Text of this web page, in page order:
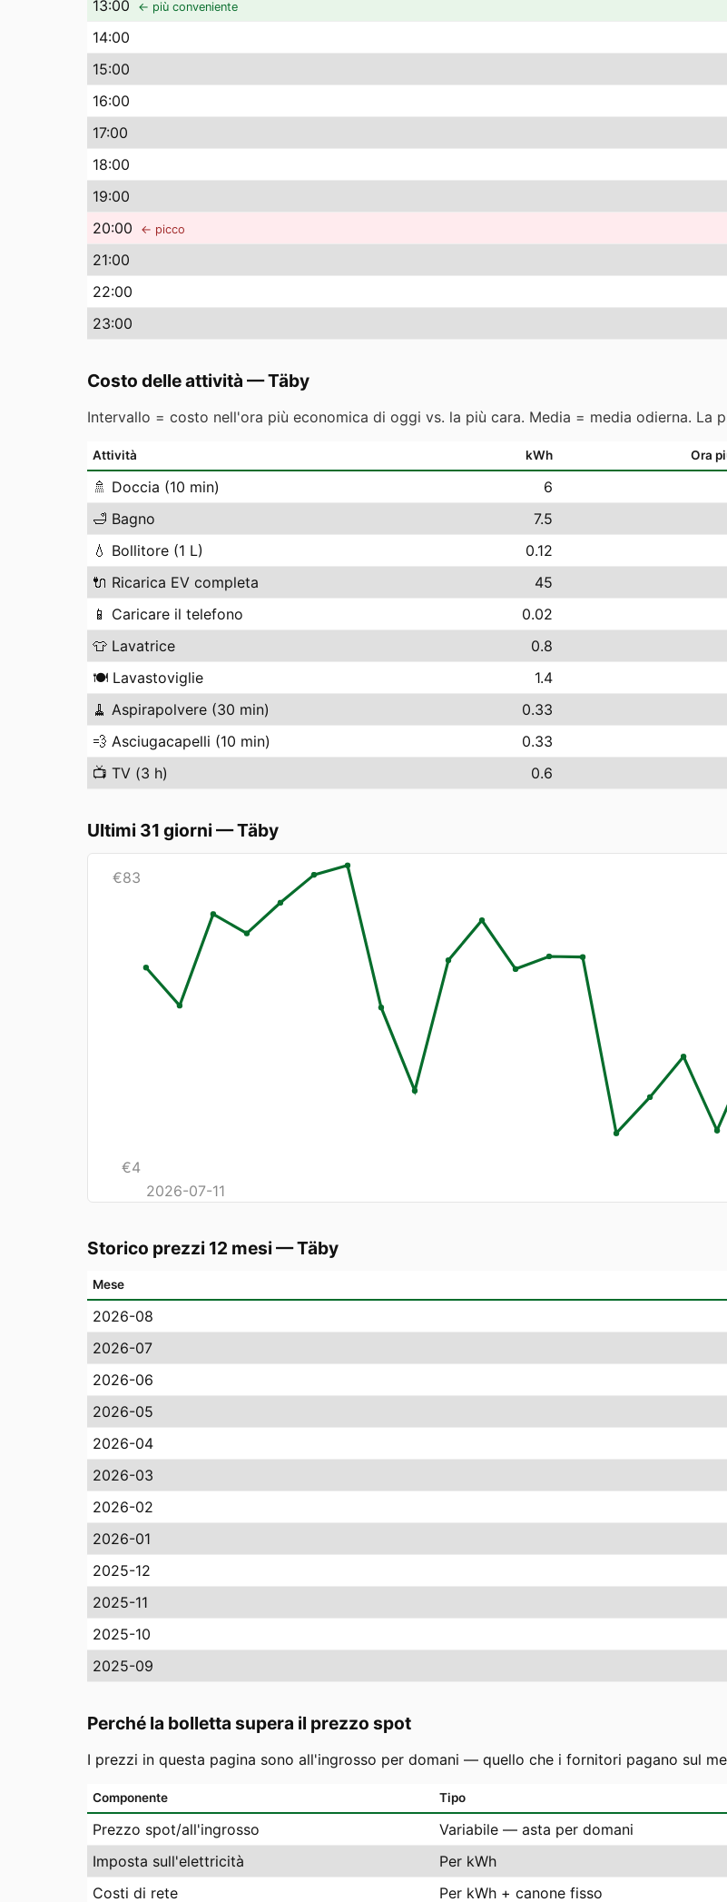
13:00 ← più conveniente
14:00
15:00
16:00
17:00
18:00
19:00
20:00 ← picco
21:00
22:00
23:00
Costo delle attività —Täby
Intervallo = costo nell'ora più economica di oggi vs. la più cara. Media = media odierna. La
Attività kWh Ora
🚿 Doccia (10 min) 6
🛁 Bagno 7.5
💧 Bollitore (1 L) 0.12
🔌 Ricarica EV completa 45
📱 Caricare il telefono 0.02
👕 Lavatrice 0.8
🍽️ Lavastoviglie 1.4
🧹 Aspirapolvere (30 min) 0.33
💨 Asciugacapelli (10 min) 0.33
📺 TV (3 h) 0.6
Ultimi 31 giorni —Täby
€83
€4
2026-07-11
Storico prezzi 12 mesi —Täby
Mese
2026-08
2026-07
2026-06
2026-05
2026-04
2026-03
2026-02
2026-01
2025-12
2025-11
2025-10
2025-09
Perché la bolletta supera il prezzo spot
I prezzi in questa pagina sono all'ingrosso per domani — quello che i fornitori pagano sul
Componente Tipo
Prezzo spot/all'ingrosso Variabile — asta per domani
Imposta sull'elettricità
Per kWh
Costi di rete
Per kWh + canone fisso